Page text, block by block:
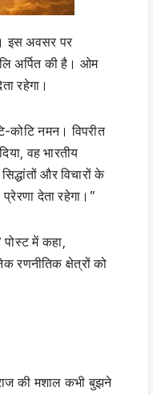
इस अवसर पर
अर्पित की है। ओम
रहेगा।
कोटि नमन। विपरीत
वह भारतीय
और विचारों के
देता रहेगा।”
पोस्ट में कहा,
रणनीतिक क्षेत्रों को
की मशाल कभी बुझने